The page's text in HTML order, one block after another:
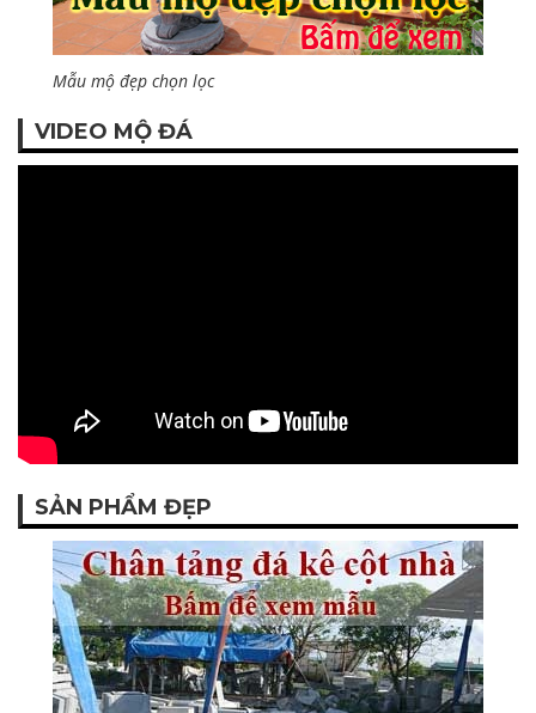
Mẫu mộ đẹp chọn lọc
VIDEO MỘ ĐÁ
SẢN PHẨM ĐẸP